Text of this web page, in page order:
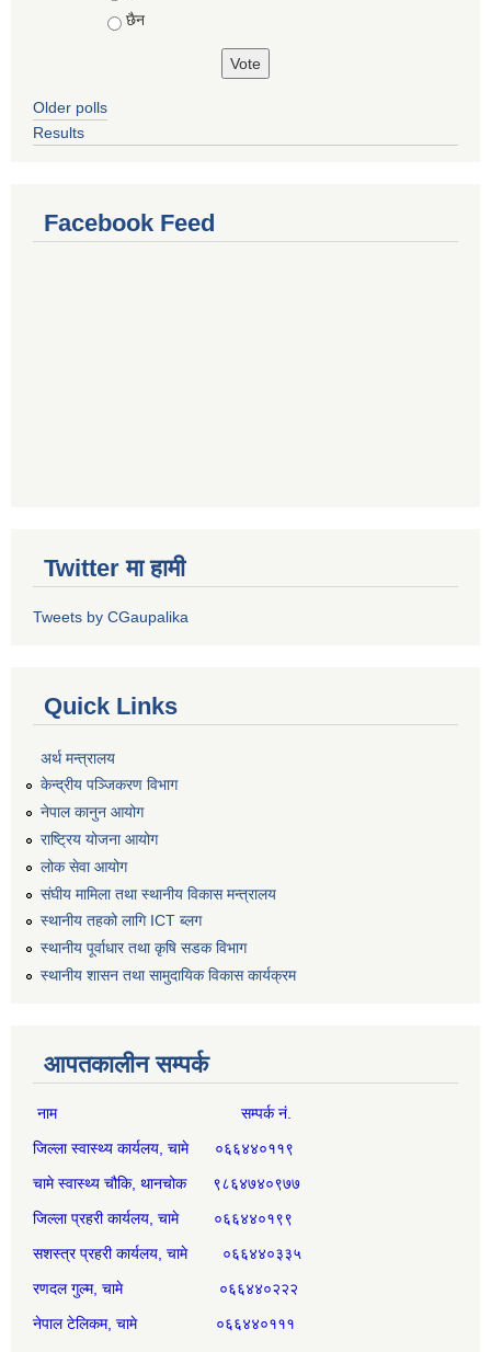
छैन
Older polls
Results
Facebook Feed
Twitter मा हामी
Tweets by CGaupalika
Quick Links
अर्थ मन्त्रालय
केन्द्रीय पञ्जिकरण विभाग
नेपाल कानुन आयोग
राष्ट्रिय योजना आयोग
लोक सेवा आयोग
संघीय मामिला तथा स्थानीय विकास मन्त्रालय
स्थानीय तहको लागि ICT ब्लग
स्थानीय पूर्वाधार तथा कृषि सडक विभाग
स्थानीय शासन तथा सामुदायिक विकास कार्यक्रम
आपतकालीन सम्पर्क
नाम सम्पर्क नं.
जिल्ला स्वास्थ्य कार्यलय, चामे ०६६४४०११९
चामे स्वास्थ्य चौकि, थानचोक ९८६४७४०९७७
जिल्ला प्रहरी कार्यलय, चामे ०६६४४०१९९
सशस्त्र प्रहरी कार्यलय, चामे ०६६४४०३३५
रणदल गुल्म, चामे ०६६४४०२२२
नेपाल टेलिकम, चामे ०६६४४०१११